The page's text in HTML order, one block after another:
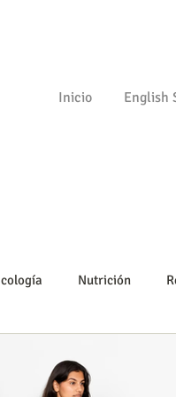
Inicio English
Nutrición